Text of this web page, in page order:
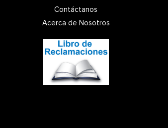
Contáctanos
Acerca de Nosotros